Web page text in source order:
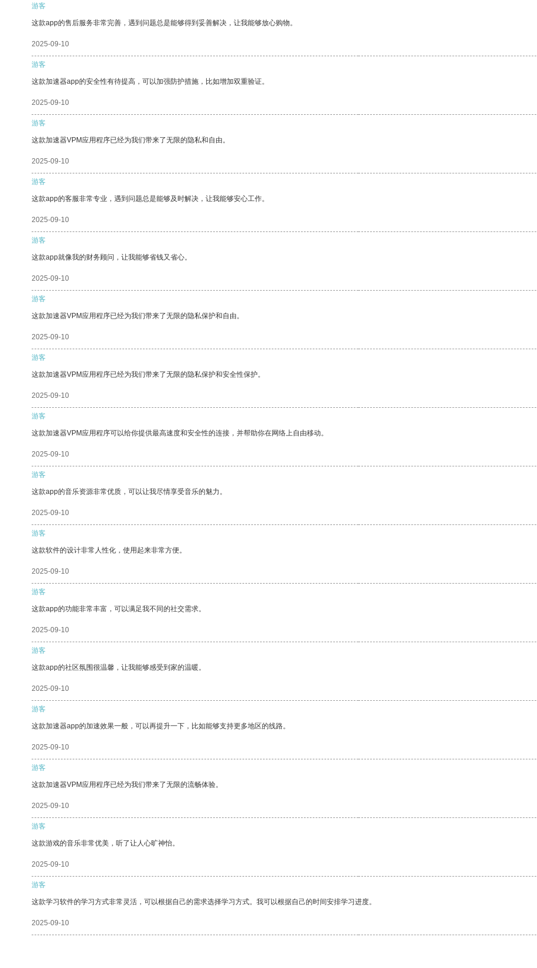
游客
这款app的售后服务非常完善，遇到问题总是能够得到妥善解决，让我能够放心购物。
2025-09-10
游客
这款加速器app的安全性有待提高，可以加强防护措施，比如增加双重验证。
2025-09-10
游客
这款加速器VPM应用程序已经为我们带来了无限的隐私和自由。
2025-09-10
游客
这款app的客服非常专业，遇到问题总是能够及时解决，让我能够安心工作。
2025-09-10
游客
这款app就像我的财务顾问，让我能够省钱又省心。
2025-09-10
游客
这款加速器VPM应用程序已经为我们带来了无限的隐私保护和自由。
2025-09-10
游客
这款加速器VPM应用程序已经为我们带来了无限的隐私保护和安全性保护。
2025-09-10
游客
这款加速器VPM应用程序可以给你提供最高速度和安全性的连接，并帮助你在网络上自由移动。
2025-09-10
游客
这款app的音乐资源非常优质，可以让我尽情享受音乐的魅力。
2025-09-10
游客
这款软件的设计非常人性化，使用起来非常方便。
2025-09-10
游客
这款app的功能非常丰富，可以满足我不同的社交需求。
2025-09-10
游客
这款app的社区氛围很温馨，让我能够感受到家的温暖。
2025-09-10
游客
这款加速器app的加速效果一般，可以再提升一下，比如能够支持更多地区的线路。
2025-09-10
游客
这款加速器VPM应用程序已经为我们带来了无限的流畅体验。
2025-09-10
游客
这款游戏的音乐非常优美，听了让人心旷神怡。
2025-09-10
游客
这款学习软件的学习方式非常灵活，可以根据自己的需求选择学习方式。我可以根据自己的时间安排学习进度。
2025-09-10